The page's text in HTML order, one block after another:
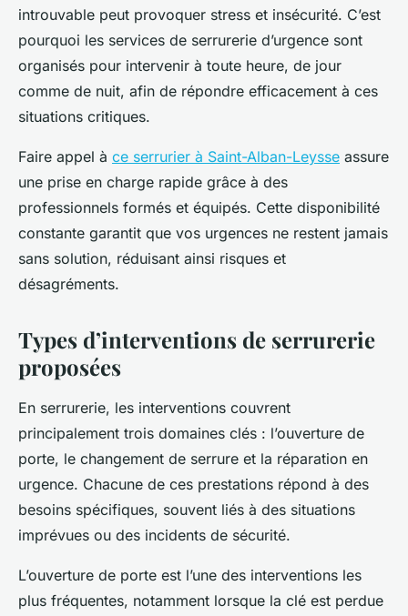
introuvable peut provoquer stress et insécurité. C’est
pourquoi les services de serrurerie d’urgence sont
organisés pour intervenir à toute heure, de jour
comme de nuit, afin de répondre efficacement à ces
situations critiques.
Faire appel à ce serrurier à Saint-Alban-Leysse assure
une prise en charge rapide grâce à des
professionnels formés et équipés. Cette disponibilité
constante garantit que vos urgences ne restent jamais
sans solution, réduisant ainsi risques et
désagréments.
Types d’interventions de serrurerie
proposées
En serrurerie, les interventions couvrent
principalement trois domaines clés : l’ouverture de
porte, le changement de serrure et la réparation en
urgence. Chacune de ces prestations répond à des
besoins spécifiques, souvent liés à des situations
imprévues ou des incidents de sécurité.
L’ouverture de porte est l’une des interventions les
plus fréquentes, notamment lorsque la clé est perdue